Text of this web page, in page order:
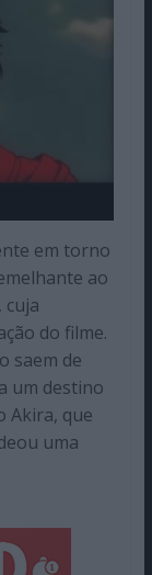
em torno
ao
cuja
do filme.
saem de
um destino
Akira, que
uma